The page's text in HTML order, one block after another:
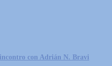
con Adrián N. Bravi